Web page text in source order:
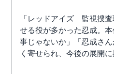
「レッドアイズ 監視捜
せる役が多かった忍成。
事じゃないか」「忍成さ
く寄せられ、今後の展開に